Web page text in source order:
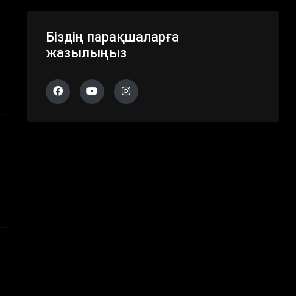
Біздің парақшаларға
жазылыңыз